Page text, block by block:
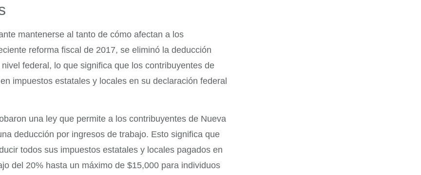
mantenerse al tanto de cómo afectan a los
reforma fiscal de 2017, se eliminó la deducción
federal, lo que significa que los contribuyentes de
impuestos estatales y locales en su declaración federal
una ley que permite a los contribuyentes de Nueva
deducción por ingresos de trabajo. Esto significa que
todos sus impuestos estatales y locales pagados en
del 20% hasta un máximo de $15,000 para individuos